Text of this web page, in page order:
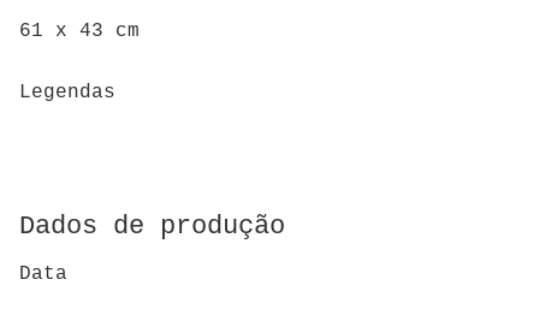
61 x 43 cm
Legendas
Dados de produção
Data